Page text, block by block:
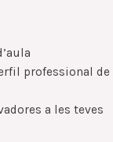
professional de
a les teves